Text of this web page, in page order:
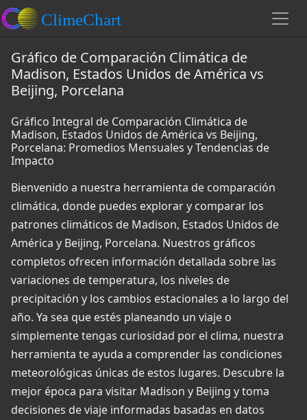
Gráfico de Comparación Climática de
Madison, Estados Unidos de América vs
Beijing, Porcelana
Gráfico Integral de Comparación Climática de
Madison, Estados Unidos de América vs Beijing,
Porcelana: Promedios Mensuales y Tendencias de
Impacto
Bienvenido a nuestra herramienta de comparación
climática, donde puedes explorar y comparar los
patrones climáticos de Madison, Estados Unidos de
América y Beijing, Porcelana. Nuestros gráficos
completos ofrecen información detallada sobre las
variaciones de temperatura, los niveles de
precipitación y los cambios estacionales a lo largo del
año. Ya sea que estés planeando un viaje o
simplemente tengas curiosidad por el clima, nuestra
herramienta te ayuda a comprender las condiciones
meteorológicas únicas de estos lugares. Descubre la
mejor época para visitar Madison y Beijing y toma
decisiones de viaje informadas basadas en datos